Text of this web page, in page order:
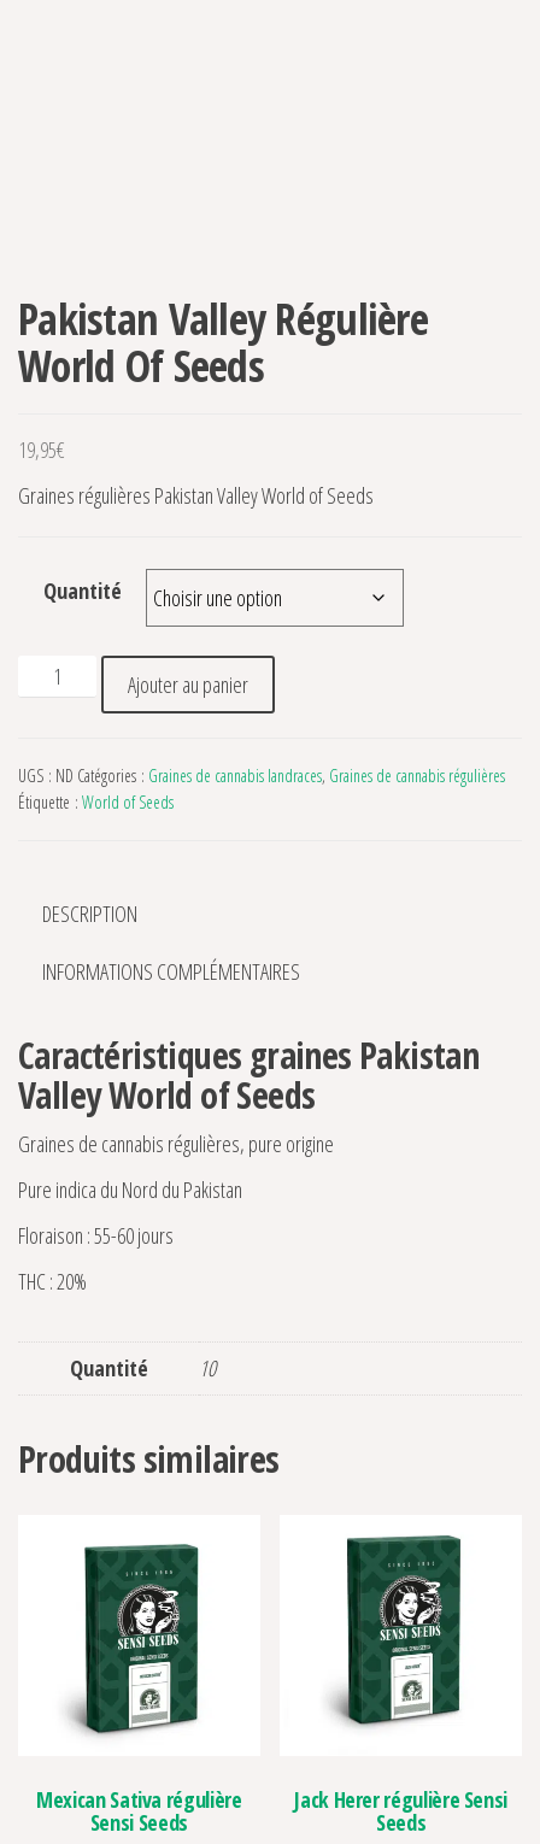
Pakistan Valley Régulière
World Of Seeds
19,95€
Graines régulières Pakistan Valley World of Seeds
Quantité
quantité de Pakistan Valley Régulière World Of Seeds
Ajouter au panier
UGS : ND Catégories : Graines de cannabis landraces, Graines de cannabis régulières
Étiquette : World of Seeds
DESCRIPTION
INFORMATIONS COMPLÉMENTAIRES
Caractéristiques graines Pakistan
Valley World of Seeds
Graines de cannabis régulières, pure origine
Pure indica du Nord du Pakistan
Floraison : 55-60 jours
THC : 20%
Quantité 10
Produits similaires
Mexican Sativa régulière
Sensi Seeds
Jack Herer régulière Sensi
Seeds